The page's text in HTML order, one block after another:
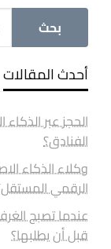
أحدث المقالات
الحجز عبر
الفنادق؟
وكلاء الذكاء
الرقمي
عندما تصبح
قبل أن يطلبها؟